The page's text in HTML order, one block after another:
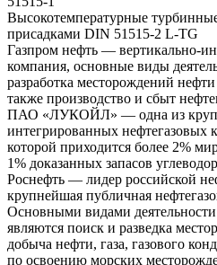
Высокотемпературные
присадками DIN 51515-2 L-TG
Газпром нефть — вертикально-
компания, основные виды
разработка месторождений нефти
также производство и сбыт
ПАО «ЛУКОЙЛ» — одна из
интегрированных
которой приходится более 2%
1% доказанных запасов
Роснефть — лидер российской
крупнейшая публичная
Основными видами
являются поиск и разведка
добыча нефти, газа, газового
по освоению морских